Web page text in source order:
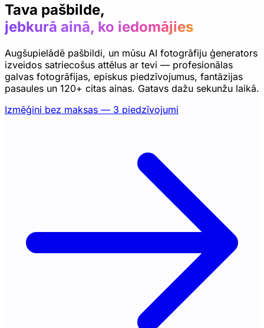
Tava pašbilde,
jebkurā ainā, ko iedomājies
Augšupielādē pašbildi, un mūsu AI fotogrāfiju ģenerators
izveidos satriecošus attēlus ar tevi — profesionālas
galvas fotogrāfijas, episkus piedzīvojumus, fantāzijas
pasaules un 120+ citas ainas. Gatavs dažu sekunžu laikā.
Izmēģini bez maksas — 3 piedzīvojumi